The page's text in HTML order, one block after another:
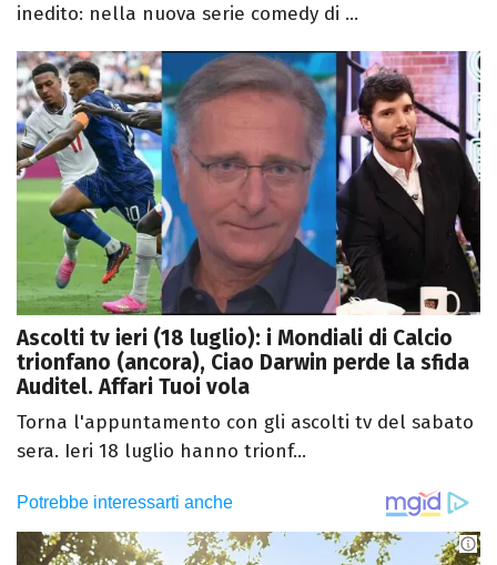
inedito: nella nuova serie comedy di ...
Ascolti tv ieri (18 luglio): i Mondiali di Calcio
trionfano (ancora), Ciao Darwin perde la sfida
Auditel. Affari Tuoi vola
Torna l'appuntamento con gli ascolti tv del sabato
sera. Ieri 18 luglio hanno trionf...